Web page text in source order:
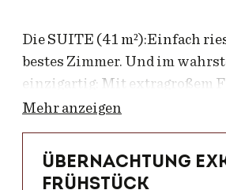
Die SUITE (41 m²):Einfach
bestes Zimmer. Und im
einzigartig: Mit extragroßem
Nespressomaschine und
Schlafkomfort ist garantiert:
Mehr anzeigen
Übernachtung
Frühstück